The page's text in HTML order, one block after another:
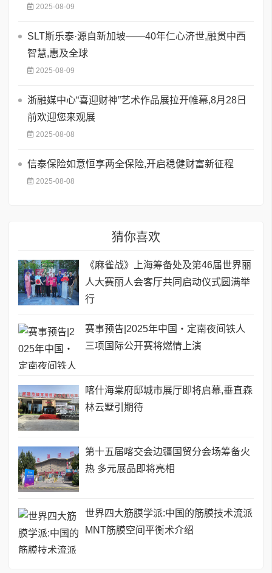
2025-08-09
SLT斯乐泰·源自新加坡——40年仁心济世,融贯中西
智慧,惠及全球
2025-08-09
浙融媒中心“喜迎财神”艺术作品展拉开帷幕,8月28日
前欢迎您来观展
2025-08-08
信泰保险如意恒享两全保险,开启稳健财富新征程
2025-08-08
猜你喜欢
《麻雀战》上海筹备处及第46届世界丽
人大赛丽人会客厅共同启动仪式圆满举
行
赛事预告|2025年中国・定南夜间铁人
三项国际公开赛将燃情上演
喀什海棠府邸城市展厅即将启幕,垂直森
林云墅引期待
第十五届喀交会边疆国贸分会场筹备火
热 多元展品即将亮相
世界四大筋膜学派:中国的筋膜技术流派
MNT筋膜空间平衡术介绍